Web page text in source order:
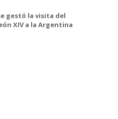
gestó la visita del
XIV a la Argentina